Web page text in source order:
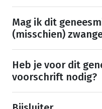
Mag ik dit
(misschien)
Heb je voor dit
voorschrift nodig?